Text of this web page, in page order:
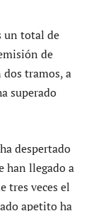
un total de
de
tramos, a
superado
despertado
han llegado a
tres veces el
apetito ha